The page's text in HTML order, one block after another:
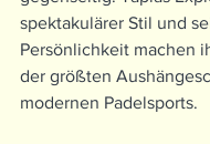
spektakulärer Stil und
Persönlichkeit machen
der größten
modernen Padelsports.